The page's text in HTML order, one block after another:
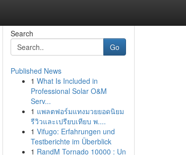
Search
Go
Published News
1 What Is Included in
Professional Solar O&M
Serv...
1 แพลตฟอร์มแทงมวยยอดนิยม
รีวิวและเปรียบเทียบ พ....
1 Vifugo: Erfahrungen und
Testberichte im Überblick
1 RandM Tornado 10000 : Un